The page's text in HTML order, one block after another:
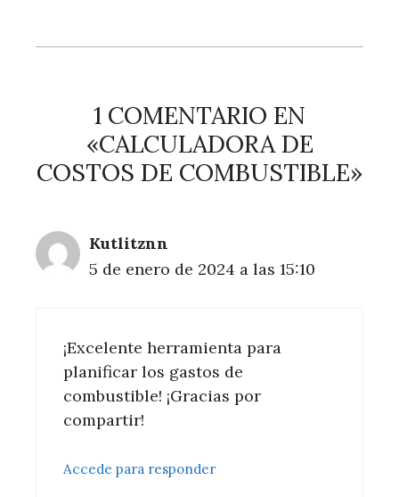
1 COMENTARIO EN
«CALCULADORA DE
COSTOS DE COMBUSTIBLE»
Kutlitznn
5 de enero de 2024 a las 15:10
¡Excelente herramienta para
planificar los gastos de
combustible! ¡Gracias por
compartir!
Accede para responder